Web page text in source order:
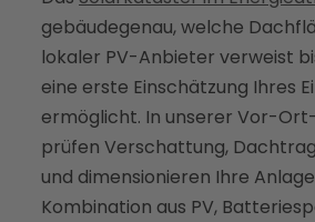
gebäudegenau, welche
lokaler PV-Anbieter verweist
eine erste Einschätzung Ihres
ermöglicht. In unserer Vor-
prüfen Verschattung,
und dimensionieren Ihre
Kombination aus PV,